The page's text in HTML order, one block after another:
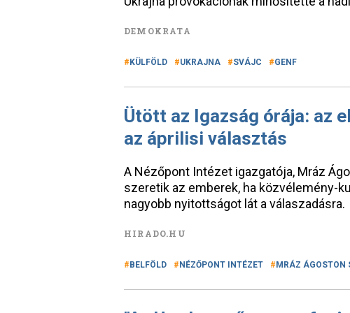
DEMOKRATA
KÜLFÖLD UKRAJNA SVÁJC GENF
Ütött az Igazság órája: az
az áprilisi választás
A Nézőpont Intézet igazgatója, Mráz
szeretik az emberek, ha közvélemény-
nagyobb nyitottságot lát a válaszadásra.
HIRADO.HU
BELFÖLD NÉZŐPONT INTÉZET MRÁZ ÁGOSTON